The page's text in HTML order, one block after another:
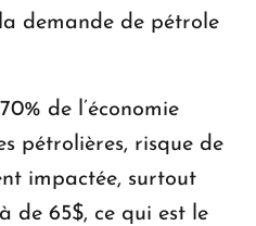
demande de pétrole
de l’économie
pétrolières, risque de
impactée, surtout
de 65$, ce qui est le